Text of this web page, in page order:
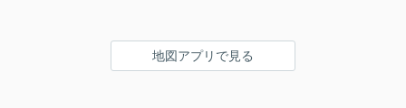
地図アプリで見る